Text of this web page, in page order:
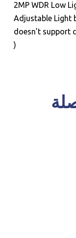
2MP WDR Low
Adjustable Light
doesn’t support
)